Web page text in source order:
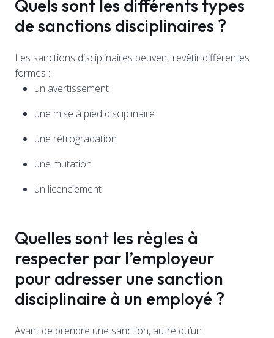
Quels sont les différents types
de sanctions disciplinaires ?
Les sanctions disciplinaires peuvent revêtir différentes
formes :
un avertissement
une mise à pied disciplinaire
une rétrogradation
une mutation
un licenciement
Quelles sont les règles à
respecter par l’employeur
pour adresser une sanction
disciplinaire à un employé ?
Avant de prendre une sanction, autre qu’un